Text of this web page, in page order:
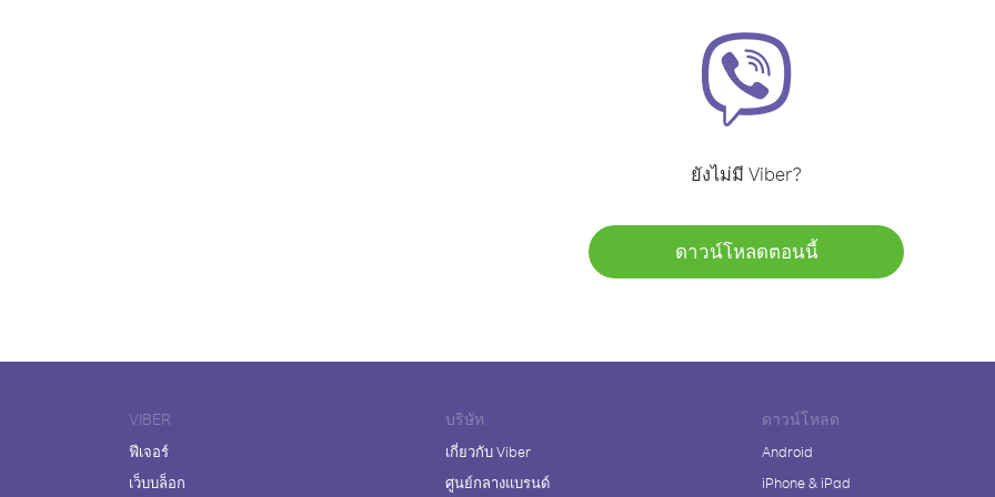
ยังไม่มี Viber?
ดาวน์โหลดตอนนี้
VIBER
ฟีเจอร์
เว็บบล็อก
บริษัท
เกี่ยวกับ Viber
ศูนย์กลางแบรนด์
ดาวน์โหลด
Android
iPhone & iPad